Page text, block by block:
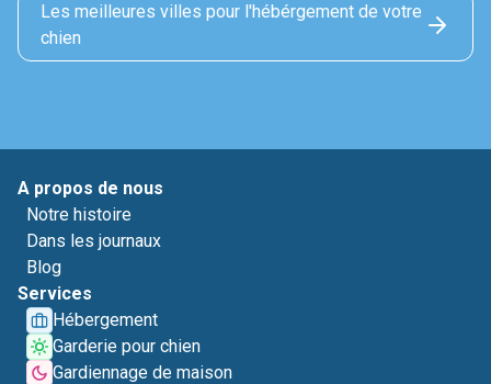
Les meilleures villes pour l'hébérgement de votre
chien
A propos de nous
Notre histoire
Dans les journaux
Blog
Services
Hébergement
Garderie pour chien
Gardiennage de maison